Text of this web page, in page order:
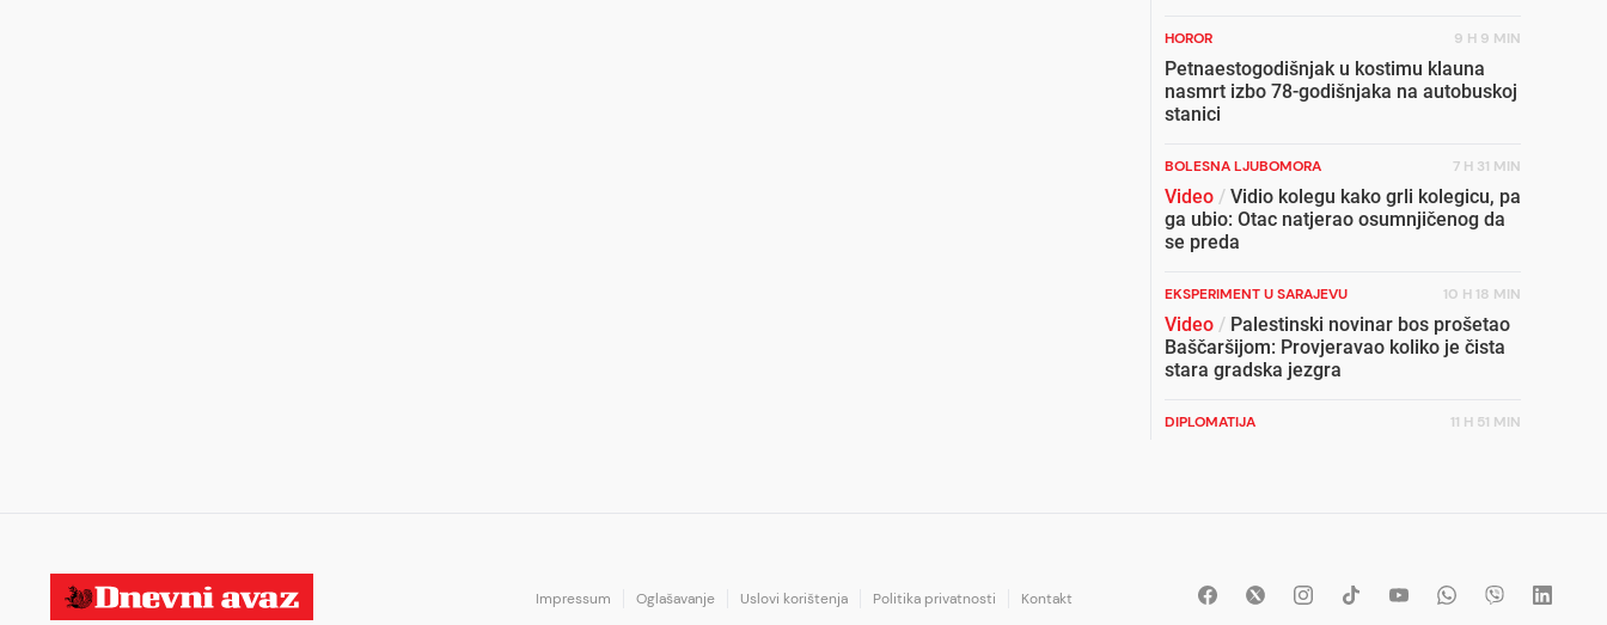
HOROR 9 H 9 MIN
Petnaestogodišnjak u kostimu klauna
nasmrt izbo 78-godišnjaka na autobuskoj
stanici
BOLESNA LJUBOMORA 7 H 31 MIN
Video / Vidio kolegu kako grli kolegicu, pa
ga ubio: Otac natjerao osumnjičenog da
se preda
EKSPERIMENT U SARAJEVU 10 H 18 MIN
Video / Palestinski novinar bos prošetao
Baščaršijom: Provjeravao koliko je čista
stara gradska jezgra
DIPLOMATIJA 11 H 51 MIN
izazvale lavinu reakcija
Impressum Oglašavanje Uslovi korištenja Politika privatnosti Kontakt